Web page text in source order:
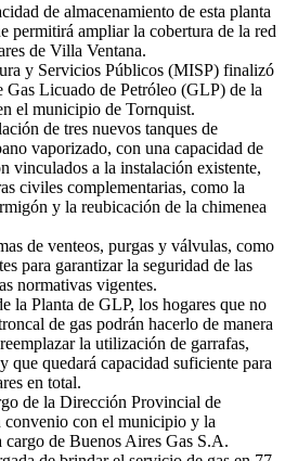
de almacenamiento de esta planta
permitirá ampliar la cobertura de la red
de Villa Ventana.
y Servicios Públicos (MISP) finalizó
Gas Licuado de Petróleo (GLP) de la
el municipio de Tornquist.
de tres nuevos tanques de
vaporizado, con una capacidad de
vinculados a la instalación existente,
civiles complementarias, como la
y la reubicación de la chimenea
de venteos, purgas y válvulas, como
para garantizar la seguridad de las
normativas vigentes.
la Planta de GLP, los hogares que no
de gas podrán hacerlo de manera
la utilización de garrafas,
que quedará capacidad suficiente para
en total.
de la Dirección Provincial de
con el municipio y la
cargo de Buenos Aires Gas S.A.